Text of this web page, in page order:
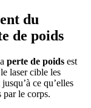
du
de poids
perte de poids est
laser cible les
ce qu’elles
par le corps.